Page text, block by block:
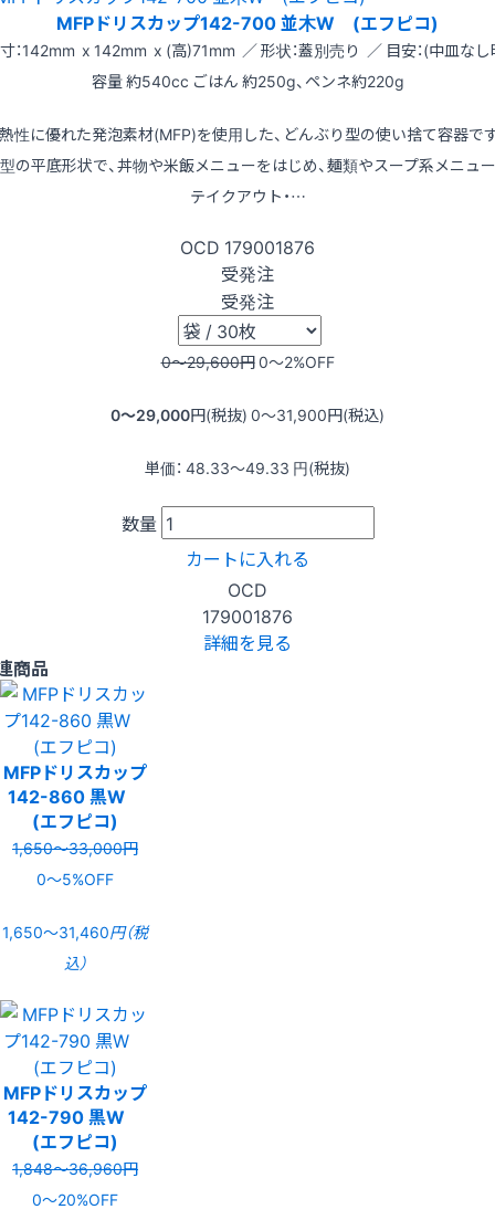
MFPドリスカップ142-700 並木W (エフピコ)
：142mm x 142mm x (高)71mm ／ 形状：蓋別売り ／ 目安：(中皿なし
容量 約540cc ごはん 約250g、ペンネ約220g
性に優れた発泡素材(MFP)を使用した、どんぶり型の使い捨て容器で
の平底形状で、丼物や米飯メニューをはじめ、麺類やスープ系メニュ
テイクアウト・…
OCD 179001876
受発注
受発注
0〜29,600円0〜2%OFF
0〜29,000円(税抜) 0〜31,900円(税込)
単価： 48.33〜49.33 円(税抜)
数量
カートに入れる
OCD
179001876
詳細を見る
商品
MFPドリスカップ
142-860 黒W
(エフピコ)
1,650〜33,000円
0〜5%OFF
1,650〜31,460円（税
込）
MFPドリスカップ
142-790 黒W
(エフピコ)
1,848〜36,960円
0〜20%OFF